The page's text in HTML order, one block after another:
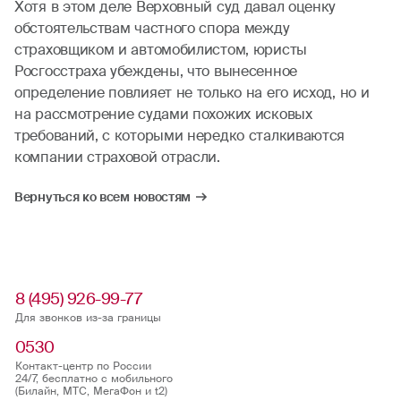
Хотя в этом деле Верховный суд давал оценку
обстоятельствам частного спора между
страховщиком и автомобилистом, юристы
Росгосстраха убеждены, что вынесенное
определение повлияет не только на его исход, но и
на рассмотрение судами похожих исковых
требований, с которыми нередко сталкиваются
компании страховой отрасли.
Вернуться ко всем новостям
8 (495) 926-99-77
Для звонков из-за границы
0530
Контакт-центр по России
24/7, бесплатно с мобильного
(Билайн, МТС, МегаФон и t2)